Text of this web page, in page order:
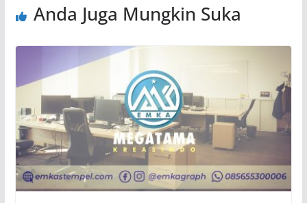
Anda Juga Mungkin Suka